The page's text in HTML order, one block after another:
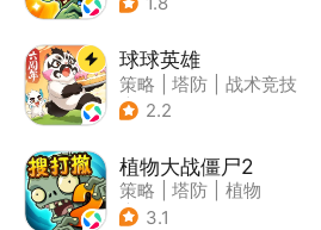
球球英雄
策略 塔防
战术竞技
| 创酷
2.2
植物大战僵尸2
策略 塔防
植物
| 植物大战僵尸
3.1